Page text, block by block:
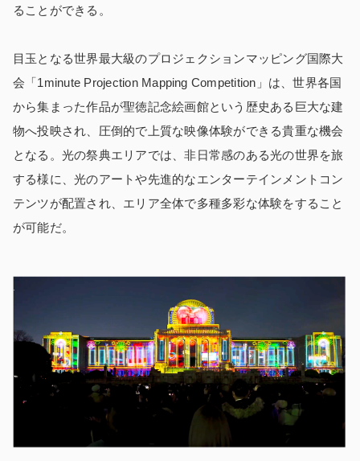
ることができる。
目玉となる世界最大級のプロジェクションマッピング国際大
会 「1minute Projection Mapping Competition」 は、世界各国
から集まった作品が聖徳記念絵画館という歴史ある巨大な建
物へ投映され、圧倒的で上質な映像体験ができる貴重な機会
となる。光の祭典エリアでは、非日常感のある光の世界を旅
する様に、光のアートや先進的なエンターテインメントコン
テンツが配置され、エリア全体で多種多彩な体験をすること
が可能だ。